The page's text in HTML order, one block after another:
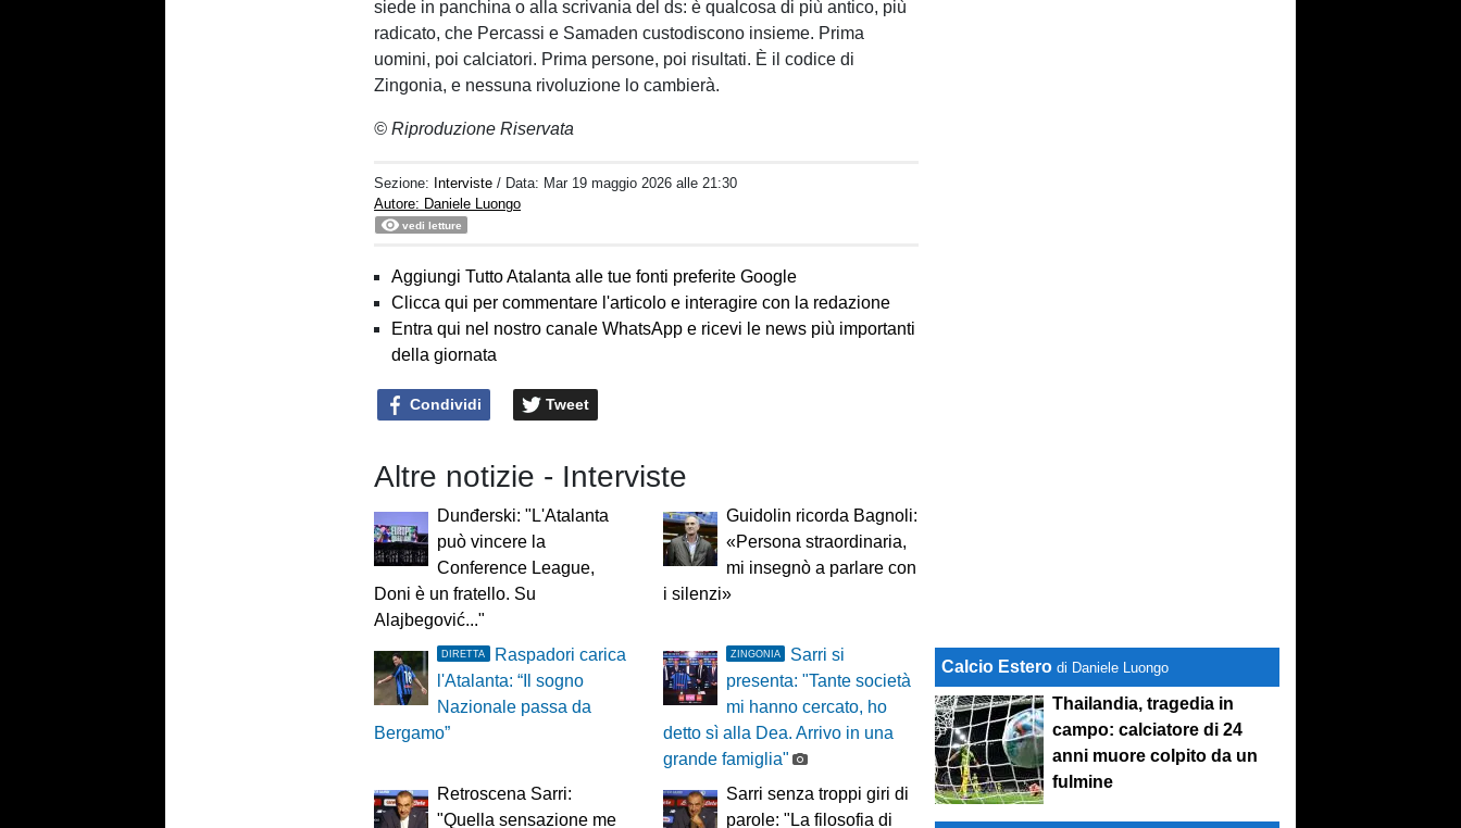
siede in panchina o alla scrivania del ds: è qualcosa di più antico, più
radicato, che Percassi e Samaden custodiscono insieme. Prima
uomini, poi calciatori. Prima persone, poi risultati. È il codice di
Zingonia, e nessuna rivoluzione lo cambierà.
© Riproduzione Riservata
Sezione: Interviste / Data: Mar 19 maggio 2026 alle 21:30
Autore: Daniele Luongo
vedi letture
Aggiungi Tutto Atalanta alle tue fonti preferite Google
Clicca qui per commentare l'articolo e interagire con la redazione
Entra qui nel nostro canale WhatsApp e ricevi le news più importanti
della giornata
Condividi Tweet
Altre notizie - Interviste
Dunđerski: "L'Atalanta
può vincere la
Conference League,
Doni è un fratello. Su
Alajbegović..."
Guidolin ricorda Bagnoli:
«Persona straordinaria,
mi insegnò a parlare con
i silenzi»
DIRETTA
Raspadori carica
l'Atalanta: “Il sogno
Nazionale passa da
Bergamo”
ZINGONIA
Sarri si
presenta: "Tante società
mi hanno cercato, ho
detto sì alla Dea. Arrivo in una
grande famiglia"
Retroscena Sarri:
"Quella sensazione me
Sarri senza troppi giri di
parole: "La filosofia di
Calcio Estero di Daniele Luongo
Thailandia, tragedia in
campo: calciatore di 24
anni muore colpito da un
fulmine